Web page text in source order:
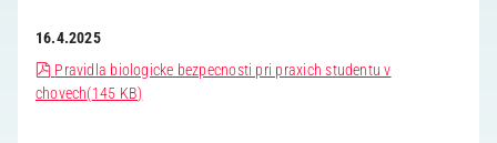
16.4.2025
pdf
Pravidla biologicke bezpecnosti pri praxich studentu v
chovech(145 KB)